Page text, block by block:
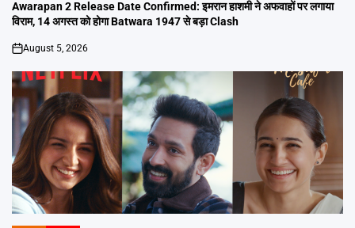
IN
Awarapan 2 Release Date Confirmed: इमरान हाशमी ने अफवाहों पर लगाया
विराम, 14 अगस्त को होगा Batwara 1947 से बड़ा Clash
on
August 5, 2026